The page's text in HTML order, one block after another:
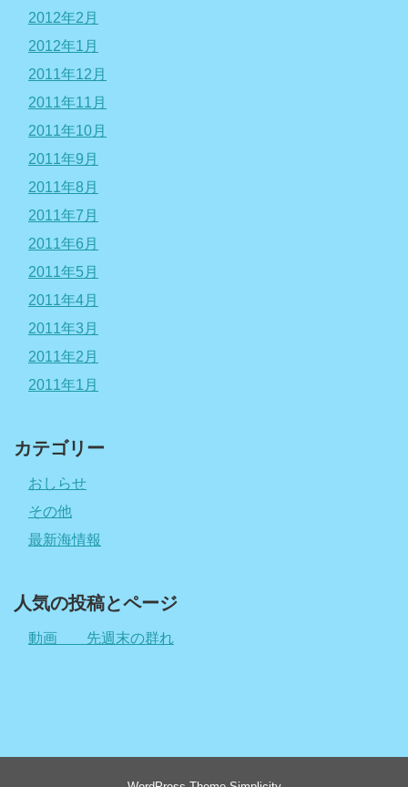
2012年2月
2012年1月
2011年12月
2011年11月
2011年10月
2011年9月
2011年8月
2011年7月
2011年6月
2011年5月
2011年4月
2011年3月
2011年2月
2011年1月
カテゴリー
おしらせ
その他
最新海情報
人気の投稿とページ
動画 先週末の群れ